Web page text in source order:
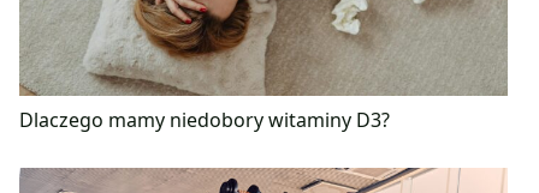
Dlaczego mamy niedobory witaminy D3?